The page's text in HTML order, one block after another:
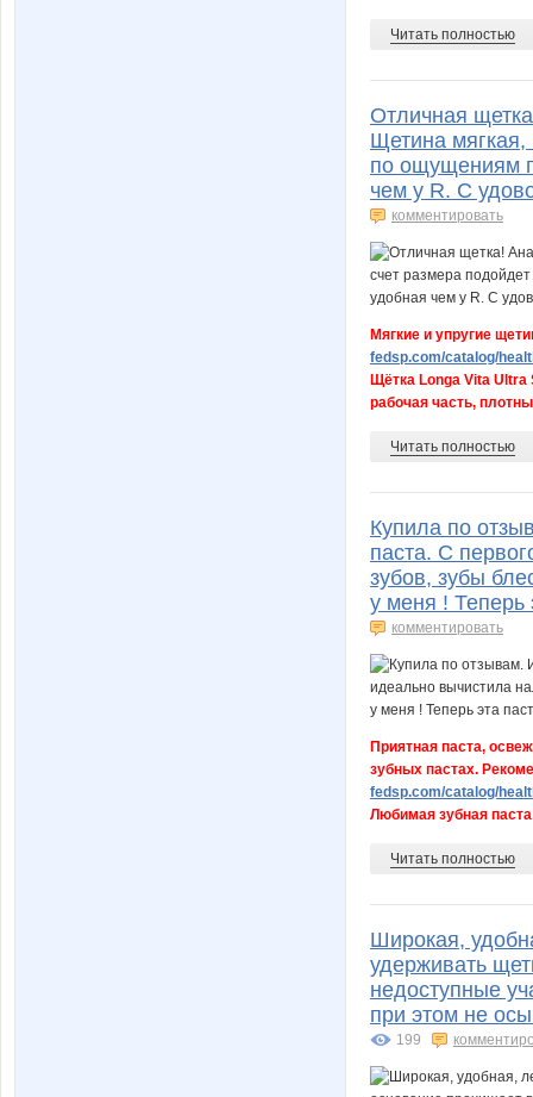
Читать полностью
Отличная
Щетина мягкая,
по ощущениям
чем у R. С
комментировать
Мягкие и упругие
fedsp.com/catalog/
Щётка Longa Vita Ultra
рабочая часть,
Читать полностью
Купила по
паста. С
зубов, зубы
у меня ! Теперь
комментировать
Приятная паста,
зубных пастах.
fedsp.com/catalog/
Любимая зубная
Читать полностью
Широкая,
удерживать
недоступные
при этом не
199